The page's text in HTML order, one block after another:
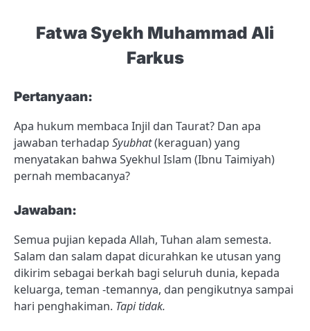
FatwaSyekh Muhammad Ali
Farkus
Pertanyaan:
Apa hukum membaca Injil dan Taurat? Dan apa
jawaban terhadap Syubhat(keraguan) yang
menyatakan bahwa Syekhul Islam (Ibnu Taimiyah)
pernah membacanya?
Jawaban:
Semua pujian kepada Allah, Tuhan alam semesta.
Salam dan salam dapat dicurahkan ke utusan yang
dikirim sebagai berkah bagi seluruh dunia, kepada
keluarga, teman -temannya, dan pengikutnya sampai
hari penghakiman. Tapi tidak.